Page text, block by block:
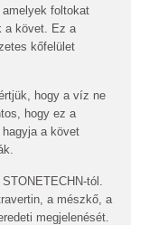
foltokat
a követ. Ez a
kőfelület
hogy a víz ne
hogy ez a
a követ
tól.
a mészkő, a
megjelenését.